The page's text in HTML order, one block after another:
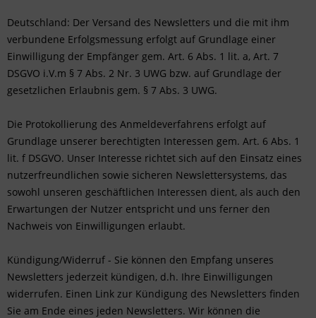
Deutschland: Der Versand des Newsletters und die mit ihm
verbundene Erfolgsmessung erfolgt auf Grundlage einer
Einwilligung der Empfänger gem. Art. 6 Abs. 1 lit. a, Art. 7
DSGVO i.V.m § 7 Abs. 2 Nr. 3 UWG bzw. auf Grundlage der
gesetzlichen Erlaubnis gem. § 7 Abs. 3 UWG.
Die Protokollierung des Anmeldeverfahrens erfolgt auf
Grundlage unserer berechtigten Interessen gem. Art. 6 Abs. 1
lit. f DSGVO. Unser Interesse richtet sich auf den Einsatz eines
nutzerfreundlichen sowie sicheren Newslettersystems, das
sowohl unseren geschäftlichen Interessen dient, als auch den
Erwartungen der Nutzer entspricht und uns ferner den
Nachweis von Einwilligungen erlaubt.
Kündigung/Widerruf - Sie können den Empfang unseres
Newsletters jederzeit kündigen, d.h. Ihre Einwilligungen
widerrufen. Einen Link zur Kündigung des Newsletters finden
Sie am Ende eines jeden Newsletters. Wir können die